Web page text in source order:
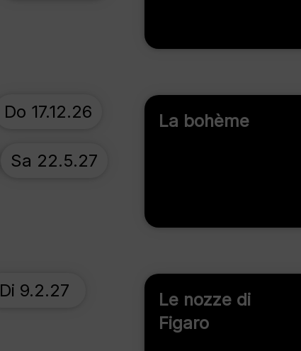
La bohème
Do 17.12.26
Sa 22.5.27
Le nozze di
Figaro
Di 9.2.27